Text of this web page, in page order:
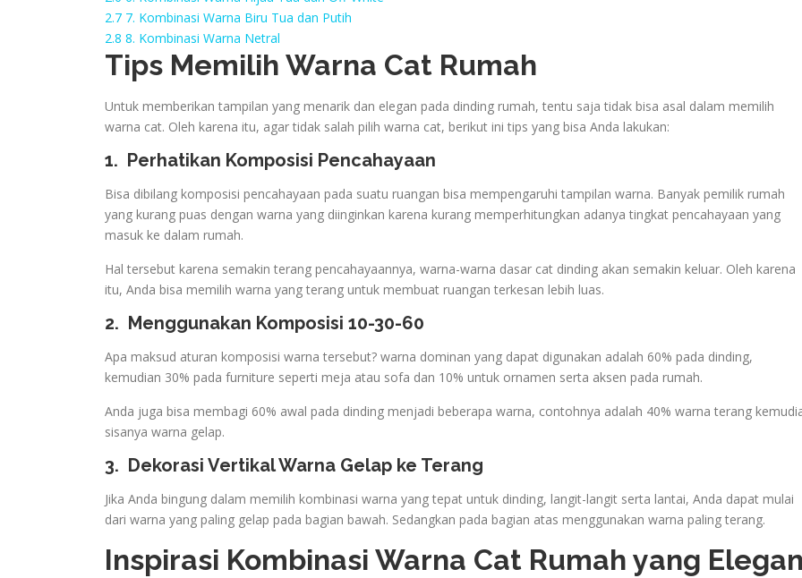
2.7 7. Kombinasi Warna Biru Tua dan Putih
2.8 8. Kombinasi Warna Netral
Tips Memilih Warna Cat Rumah
Untuk memberikan tampilan yang menarik dan elegan pada dinding rumah, tentu saja tidak bisa asal dalam memilih
warna cat. Oleh karena itu, agar tidak salah pilih warna cat, berikut ini tips yang bisa Anda lakukan:
1. Perhatikan Komposisi Pencahayaan
Bisa dibilang komposisi pencahayaan pada suatu ruangan bisa mempengaruhi tampilan warna. Banyak pemilik rumah
yang kurang puas dengan warna yang diinginkan karena kurang memperhitungkan adanya tingkat pencahayaan yang
masuk ke dalam rumah.
Hal tersebut karena semakin terang pencahayaannya, warna-warna dasar cat dinding akan semakin keluar. Oleh karena
itu, Anda bisa memilih warna yang terang untuk membuat ruangan terkesan lebih luas.
2. Menggunakan Komposisi 10-30-60
Apa maksud aturan komposisi warna tersebut? warna dominan yang dapat digunakan adalah 60% pada dinding,
kemudian 30% pada furniture seperti meja atau sofa dan 10% untuk ornamen serta aksen pada rumah.
Anda juga bisa membagi 60% awal pada dinding menjadi beberapa warna, contohnya adalah 40% warna terang
sisanya warna gelap.
3. Dekorasi Vertikal Warna Gelap ke Terang
Jika Anda bingung dalam memilih kombinasi warna yang tepat untuk dinding, langit-langit serta lantai, Anda dapat mulai
dari warna yang paling gelap pada bagian bawah. Sedangkan pada bagian atas menggunakan warna paling terang.
Inspirasi Kombinasi Warna Cat Rumah yang